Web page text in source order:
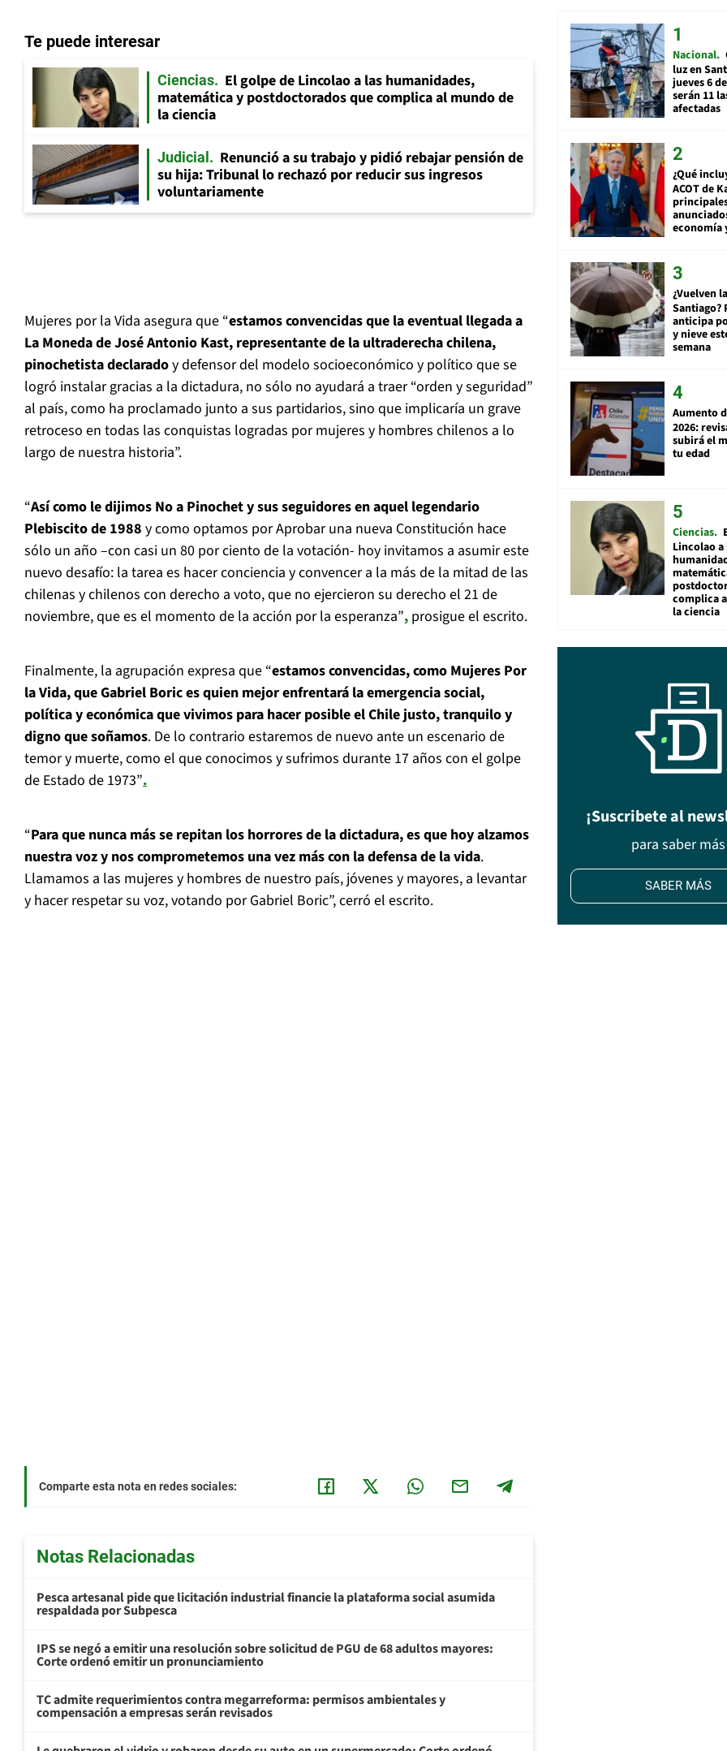
Te puede interesar
Ciencias
El golpe de Lincolao a las humanidades,
matemática y postdoctorados que complica al mundo de
la ciencia
Judicial
Renunció a su trabajo y pidió rebajar pensión de
su hija: Tribunal lo rechazó por reducir sus ingresos
voluntariamente
Mujeres por la Vida asegura que “estamos convencidas que la eventual llegada a
La Moneda de José Antonio Kast, representante de la ultraderecha chilena,
pinochetista declaradoy defensor del modelo socioeconómico y político que se
logró instalar gracias a la dictadura, no sólo no ayudará a traer “orden y seguridad”
al país, como ha proclamado junto a sus partidarios, sino que implicaría un grave
retroceso en todas las conquistas logradas por mujeres y hombres chilenos a lo
largo de nuestra historia”.
“Así como le dijimos No a Pinochet y sus seguidores en aquel legendario
Plebiscito de 1988 y como optamos por Aprobar una nueva Constitución hace
sólo un año –con casi un 80 por ciento de la votación- hoy invitamos a asumir este
nuevo desafío: la tarea es hacer conciencia y convencer a la más de la mitad de las
chilenas y chilenos con derecho a voto, que no ejercieron su derecho el 21 de
noviembre, que es el momento de la acción por la esperanza”, prosigue el escrito.
Finalmente, la agrupación expresa que “estamos convencidas, como Mujeres Por
la Vida, que Gabriel Boric es quien mejor enfrentará la emergencia social,
política y económica que vivimos para hacer posible el Chile justo, tranquilo y
digno que soñamos. De lo contrario estaremos de nuevo ante un escenario de
temor y muerte, como el que conocimos y sufrimos durante 17 años con el golpe
de Estado de 1973”.
“Para que nunca más se repitan los horrores de la dictadura, es que hoy alzamos
nuestra voz y nos comprometemos una vez más con la defensa de la vida.
Llamamos a las mujeres y hombres de nuestro país, jóvenes y mayores, a levantar
y hacer respetar su voz, votando por Gabriel Boric”, cerró el escrito.
Comparte esta nota en redes sociales:
Notas Relacionadas
Pesca artesanal pide que licitación industrial financie la plataforma social asumida
respaldada por Subpesca
IPS se negó a emitir una resolución sobre solicitud de PGU de 68 adultos mayores:
Corte ordenó emitir un pronunciamiento
TC admite requerimientos contra megarreforma: permisos ambientales y
compensación a empresas serán revisados
Nacional
luz en
jueves 6
serán 11
afectadas
¿Qué
ACOT de
economía
¿Vuelven
Santiago?
anticipa
y nieve
semana
Aumento
2026:
subirá el
tu edad
Ciencias
Lincolao a
complica
la ciencia
¡Suscribete al
para saber más
SABER MÁS